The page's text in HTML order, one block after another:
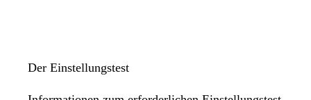
Der Einstellungstest